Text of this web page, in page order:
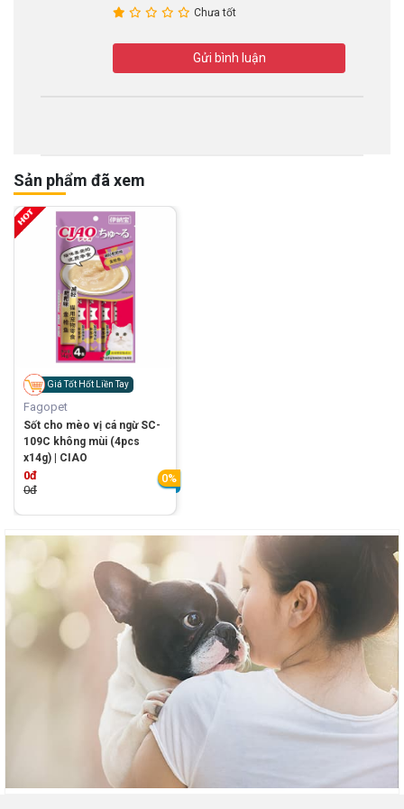
Chưa tốt
Gửi bình luận
Sản phẩm đã xem
Giá Tốt Hốt Liền Tay
Fagopet
Sốt cho mèo vị cá ngừ SC-
109C không mùi (4pcs
x14g) | CIAO
0đ
0đ
0%